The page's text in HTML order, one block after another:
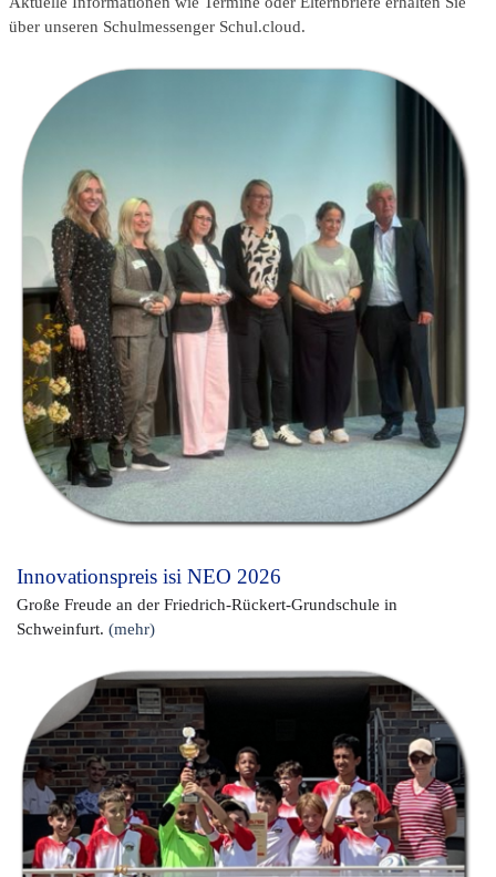
über unseren Schulmessenger Schul.cloud.
Innovationspreis isi NEO 2026
Große Freude an der Friedrich-Rückert-Grundschule in
Schweinfurt. (mehr)